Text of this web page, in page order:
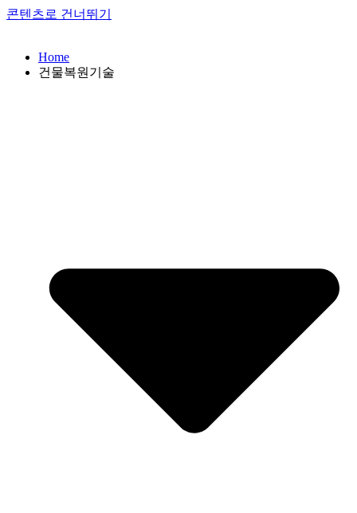
콘텐츠로 건너뛰기
Home
건물복원기술